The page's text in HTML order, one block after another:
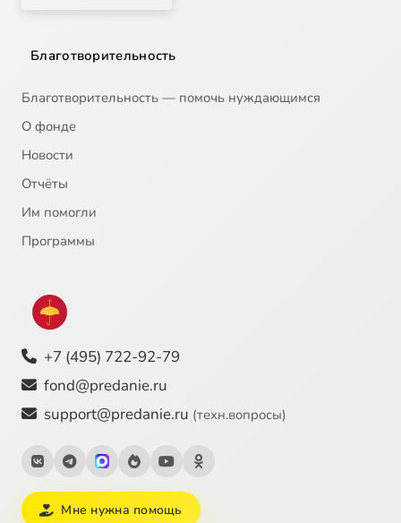
Благотворительность
Благотворительность — помочь нуждающимся
О фонде
Новости
Отчёты
Им помогли
Программы
+7 (495) 722-92-79
fond@predanie.ru
support@predanie.ru (техн.вопросы)
Мне нужна помощь